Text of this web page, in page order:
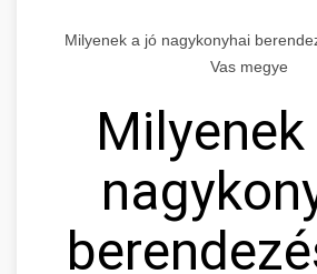
Milyenek a jó nagykonyhai
Vas megye